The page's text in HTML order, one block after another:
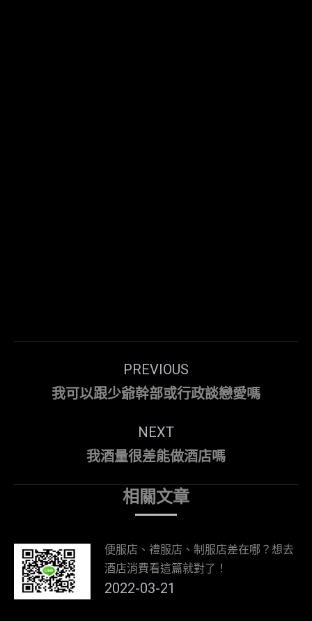
navigation
PREVIOUS
Previous
我可以跟少爺幹部或行政談戀愛嗎
NEXT
Next
我酒量很差能做酒店嗎
相關文章
便服店、禮服店、制服店差在哪？想去
酒店消費看這篇就對了！
2022-03-21